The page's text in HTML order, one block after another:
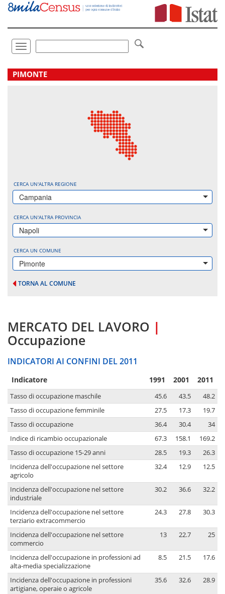
Vai
direttamente
Toggle
navigation
.
PIMONTE
CERCA UN'ALTRA REGIONE
Campania
CERCA UN'ALTRA PROVINCIA
Napoli
CERCA UN COMUNE
Pimonte
TORNA AL COMUNE
MERCATO DEL LAVORO |
Occupazione
INDICATORI AI CONFINI DEL 2011
Indicatore 1991 2001 2011
Tasso di occupazione maschile 45.6 43.5
48.2
Tasso di occupazione femminile
27.5 17.3
19.7
Tasso di occupazione
36.4 30.4
34
Indice di ricambio occupazionale
67.3 158.1
169.2
Tasso di occupazione 15-29 anni
28.5 19.3
26.3
Incidenza dell'occupazione nel settore
agricolo
32.4 12.9 12.5
Incidenza dell'occupazione nel settore
industriale
30.2 36.6 32.2
Incidenza dell'occupazione nel settore
terziario extracommercio
24.3 27.8 30.3
Incidenza dell'occupazione nel settore
commercio
13 22.7 25
Incidenza dell'occupazione in professioni ad
alta-media specializzazione
8.5 21.5 17.6
Incidenza dell'occupazione in professioni
artigiane, operaie o agricole
35.6 32.6 28.9